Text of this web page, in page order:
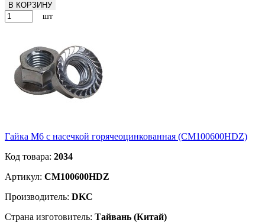
В КОРЗИНУ
шт
Гайка М6 с насечкой горячеоцинкованная (CM100600HDZ)
Код товара: 2034
Артикул: CM100600HDZ
Производитель: DKC
Страна изготовитель: Тайвань (Китай)